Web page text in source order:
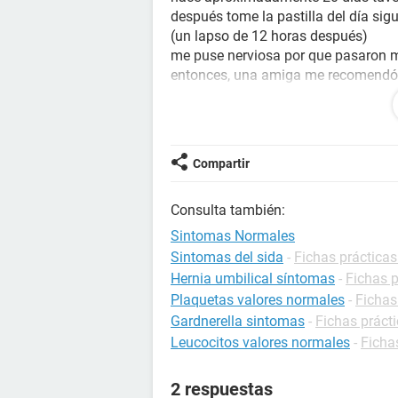
después tome la pastilla del día
(un lapso de 12 horas después)
me puse nerviosa por que pasaron
entonces, una amiga me
así que decidí tomarme las
vinieron dolores de cabeza,
todo el día me la paso vomitando
poco y ahora siento mas que
entonces quiero saber si estos
pasando, es posible que aya
necesito ayuda muchas gracias.
Compartir
Consulta también:
Sintomas Normales
Sintomas del sida - Fichas
Hernia umbilical síntomas - Fichas
Plaquetas valores normales -
Gardnerella sintomas - Fichas
Leucocitos valores normales -
2 respuestas